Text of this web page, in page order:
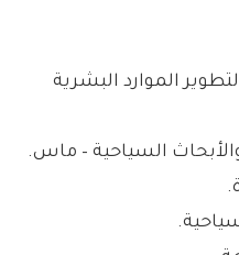
الموارد البشرية
السياحية – ماس.